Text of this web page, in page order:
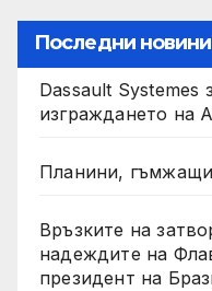
Последни новини
Dassault Systemes
изграждането на
Планини, гъмжащи
Връзките на
надеждите на
президент на